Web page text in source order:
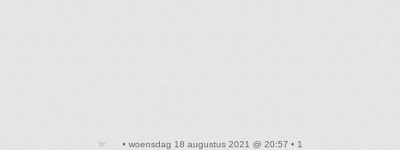
• woensdag 18 augustus 2021 @ 20:57 • 1